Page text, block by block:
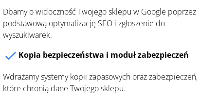
Dbamy o widoczność Twojego sklepu w Google poprzez
podstawową optymalizację SEO i zgłoszenie do
wyszukiwarek.
Kopia bezpieczeństwa i moduł zabezpieczeń
Wdrażamy systemy kopii zapasowych oraz zabezpieczeń,
które chronią dane Twojego sklepu.